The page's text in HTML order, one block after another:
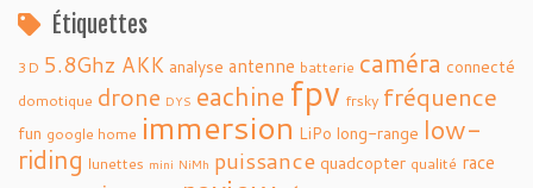
Étiquettes
3D 5.8Ghz AKK analyse antenne batterie caméra connecté
domotique drone DYS eachine fpv frsky fréquence
fun google home immersion LiPo long-range low-
riding lunettes mini NiMh puissance quadcopter qualité race